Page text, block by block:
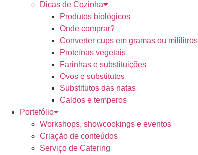
Dicas de Cozinha
Produtos biológicos
Onde comprar?
Converter cups em gramas ou mililitros
Proteínas vegetais
Farinhas e substituições
Ovos e substitutos
Substitutos das natas
Caldos e temperos
Portefólio
Workshops, showcookings e eventos
Criação de conteúdos
Serviço de Catering